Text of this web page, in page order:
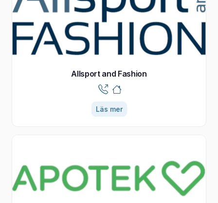
Allsport and Fashion
Läs mer